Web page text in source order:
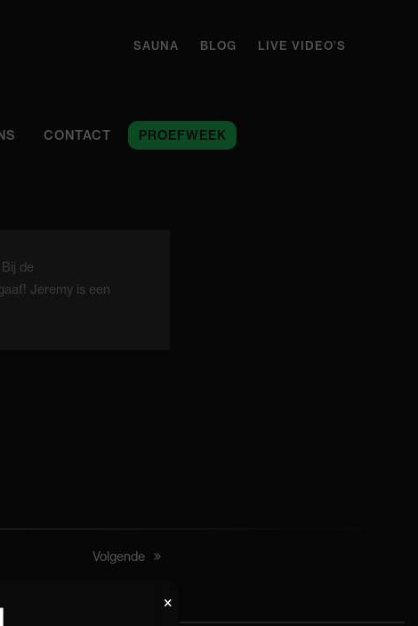
SAUNA BLOG LIVE VIDEO’S
CONTACT PROEFWEEK
de
Jeremy is een
next
Volgende